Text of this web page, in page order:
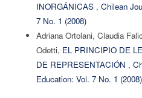
INORGÁNICAS , Chilean
7 No. 1 (2008)
Adriana Ortolani, Claudia
Odetti, EL PRINCIPIO DE
DE REPRESENTACIÓN ,
Education: Vol. 7 No. 1 (2008)